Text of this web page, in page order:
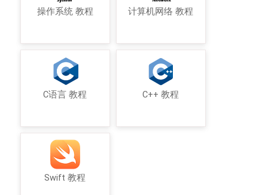
操作系统 教程 计算机网络 教程
C语言 教程 C++ 教程
Swift 教程